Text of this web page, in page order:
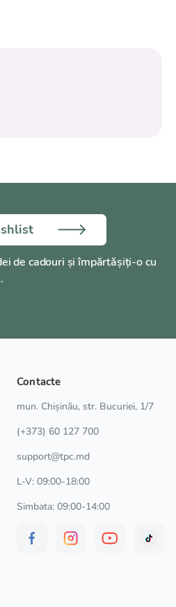
de cadouri și împărtășiți-o cu
Contacte
mun. Chișinău, str. Bucuriei, 1/7
(+373) 60 127 700
support@tpc.md
L-V: 09:00-18:00
Simbata: 09:00-14:00